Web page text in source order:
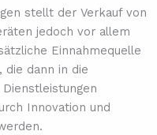
stellt der Verkauf von
jedoch vor allem
Einnahmequelle
die dann in die
Innovation und